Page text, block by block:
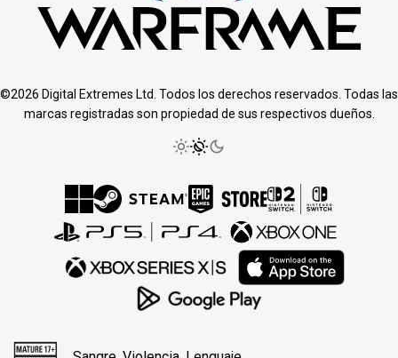
©2026 Digital Extremes Ltd. Todos los derechos reservados. Todas las
marcas registradas son propiedad de sus respectivos dueños.